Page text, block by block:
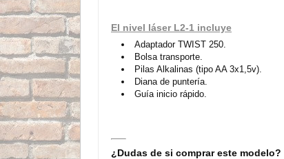
El nivel láser L2-1 incluye
Adaptador TWIST 250.
Bolsa transporte.
Pilas Alkalinas (tipo AA 3x1,5v).
Diana de puntería.
Guía inicio rápido.
¿Dudas de si comprar este modelo?